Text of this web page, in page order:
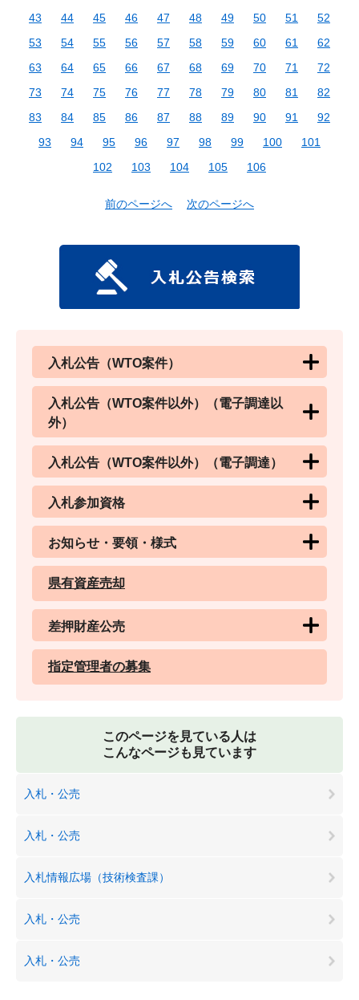
43
44 45 46 47 48 49 50 51
52
53
54 55 56 57 58 59 60 61
62
63
64 65 66 67 68 69 70 71
72
73
74 75 76 77 78 79 80 81
82
83
84 85 86 87 88 89 90 91
92
93
94 95 96 97 98 99 100
101
102
103 104 105 106
前のページへ 次のページへ
入札公告（WTO案件）
入札公告（WTO案件以外）（電子調達以
外）
入札公告（WTO案件以外）（電子調達）
入札参加資格
お知らせ・要領・様式
県有資産売却
差押財産公売
指定管理者の募集
このページを見ている人は
こんなページも見ています
入札・公売
入札・公売
入札情報広場（技術検査課）
入札・公売
入札・公売